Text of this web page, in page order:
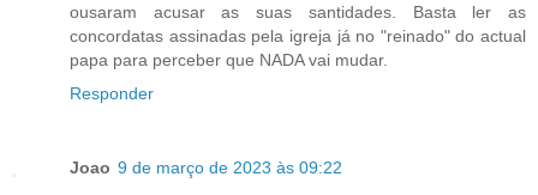
ousaram acusar as suas santidades. Basta ler as
concordatas assinadas pela igreja já no "reinado" do actual
papa para perceber que NADA vai mudar.
Responder
Joao 9 de março de 2023 às 09:22